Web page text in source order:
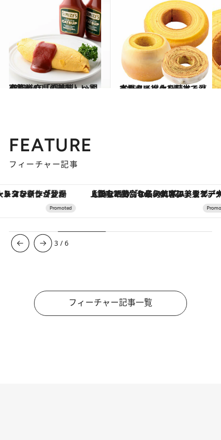
2017.11.2
47都道府県の美味しいすぐれもの 「調味料」～関東篇～
グルメ 2018.11.1
本場ドイツより日本で愛される!? 進化を続けるバームクーヘン3選
グルメ
FEATURE
フィーチャー記事
【銀座で出合う最旬美容】美髪ケアや上質な眠り…セルフケアのアップデートから、特別な名入れギフトまで。大人のための「ReFa GINZA」クルーズ
3 /6
フィーチャー記事一覧